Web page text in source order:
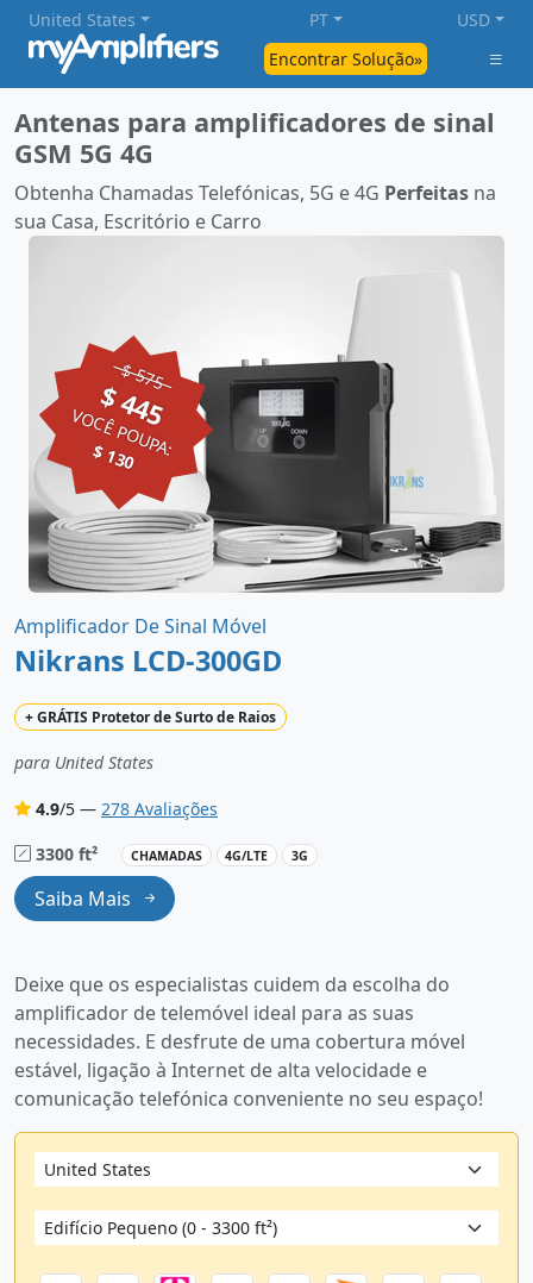
Encontrar Solução»
United States PT USD
Antenas para amplificadores de sinal
GSM 5G 4G
Obtenha Chamadas Telefónicas, 5G e 4G Perfeitas na
sua Casa, Escritório e Carro
Amplificador De Sinal Móvel
Nikrans LCD-300GD
+GRÁTIS Protetor de Surto de Raios
para United States
4.9/5 — 278 Avaliações
3300 ft²
CHAMADAS 4G/LTE 3G
Saiba Mais
$ 575
$ 445
VOCÊ POUPA:
$ 130
Deixe que os especialistas cuidem da escolha do
amplificador de telemóvel ideal para as suas
necessidades. E desfrute de uma cobertura móvel
estável, ligação à Internet de alta velocidade e
comunicação telefónica conveniente no seu espaço!